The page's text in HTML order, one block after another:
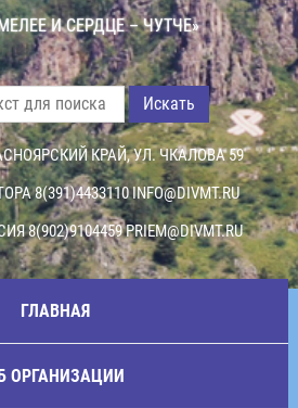
И СЕРДЦЕ – ЧУТЧЕ»
Искать
КРАЙ, УЛ. ЧКАЛОВА 59
8(391)4433110INFO@DIVMT.RU
8(902)9104459PRIEM@DIVMT.RU
ГЛАВНАЯ
ОРГАНИЗАЦИИ